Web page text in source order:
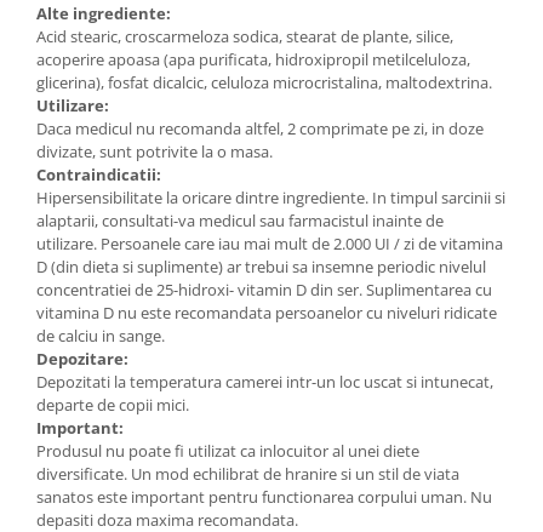
Alte ingrediente:
Acid stearic, croscarmeloza sodica, stearat de plante, silice,
acoperire apoasa (apa purificata, hidroxipropil metilceluloza,
glicerina), fosfat dicalcic, celuloza microcristalina, maltodextrina.
Utilizare:
Daca medicul nu recomanda altfel, 2 comprimate pe zi, in doze
divizate, sunt potrivite la o masa.
Contraindicatii:
Hipersensibilitate la oricare dintre ingrediente. In timpul sarcinii si
alaptarii, consultati-va medicul sau farmacistul inainte de
utilizare. Persoanele care iau mai mult de 2.000 UI / zi de vitamina
D (din dieta si suplimente) ar trebui sa insemne periodic nivelul
concentratiei de 25-hidroxi- vitamin D din ser. Suplimentarea cu
vitamina D nu este recomandata persoanelor cu niveluri ridicate
de calciu in sange.
Depozitare:
Depozitati la temperatura camerei intr-un loc uscat si intunecat,
departe de copii mici.
Important:
Produsul nu poate fi utilizat ca inlocuitor al unei diete
diversificate. Un mod echilibrat de hranire si un stil de viata
sanatos este important pentru functionarea corpului uman. Nu
depasiti doza maxima recomandata.